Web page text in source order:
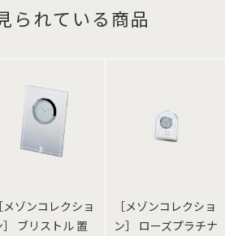
られている商品
［メゾンコレクショ
］ ブリストル 置
［メゾンコレクショ
ン］ ローズプラチナ